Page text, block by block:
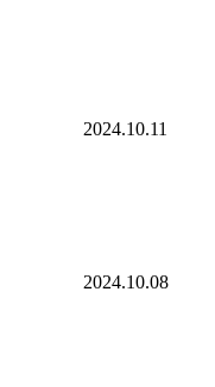
2024.10.11
2024.10.08